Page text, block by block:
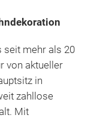
seit mehr als 20
von aktueller
in
zahllose
Mit